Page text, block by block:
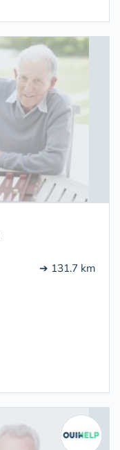
➔ 131.7 km